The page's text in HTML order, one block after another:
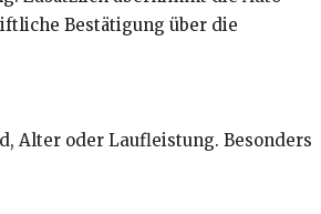
Bestätigung über die
Alter oder Laufleistung. Besonders